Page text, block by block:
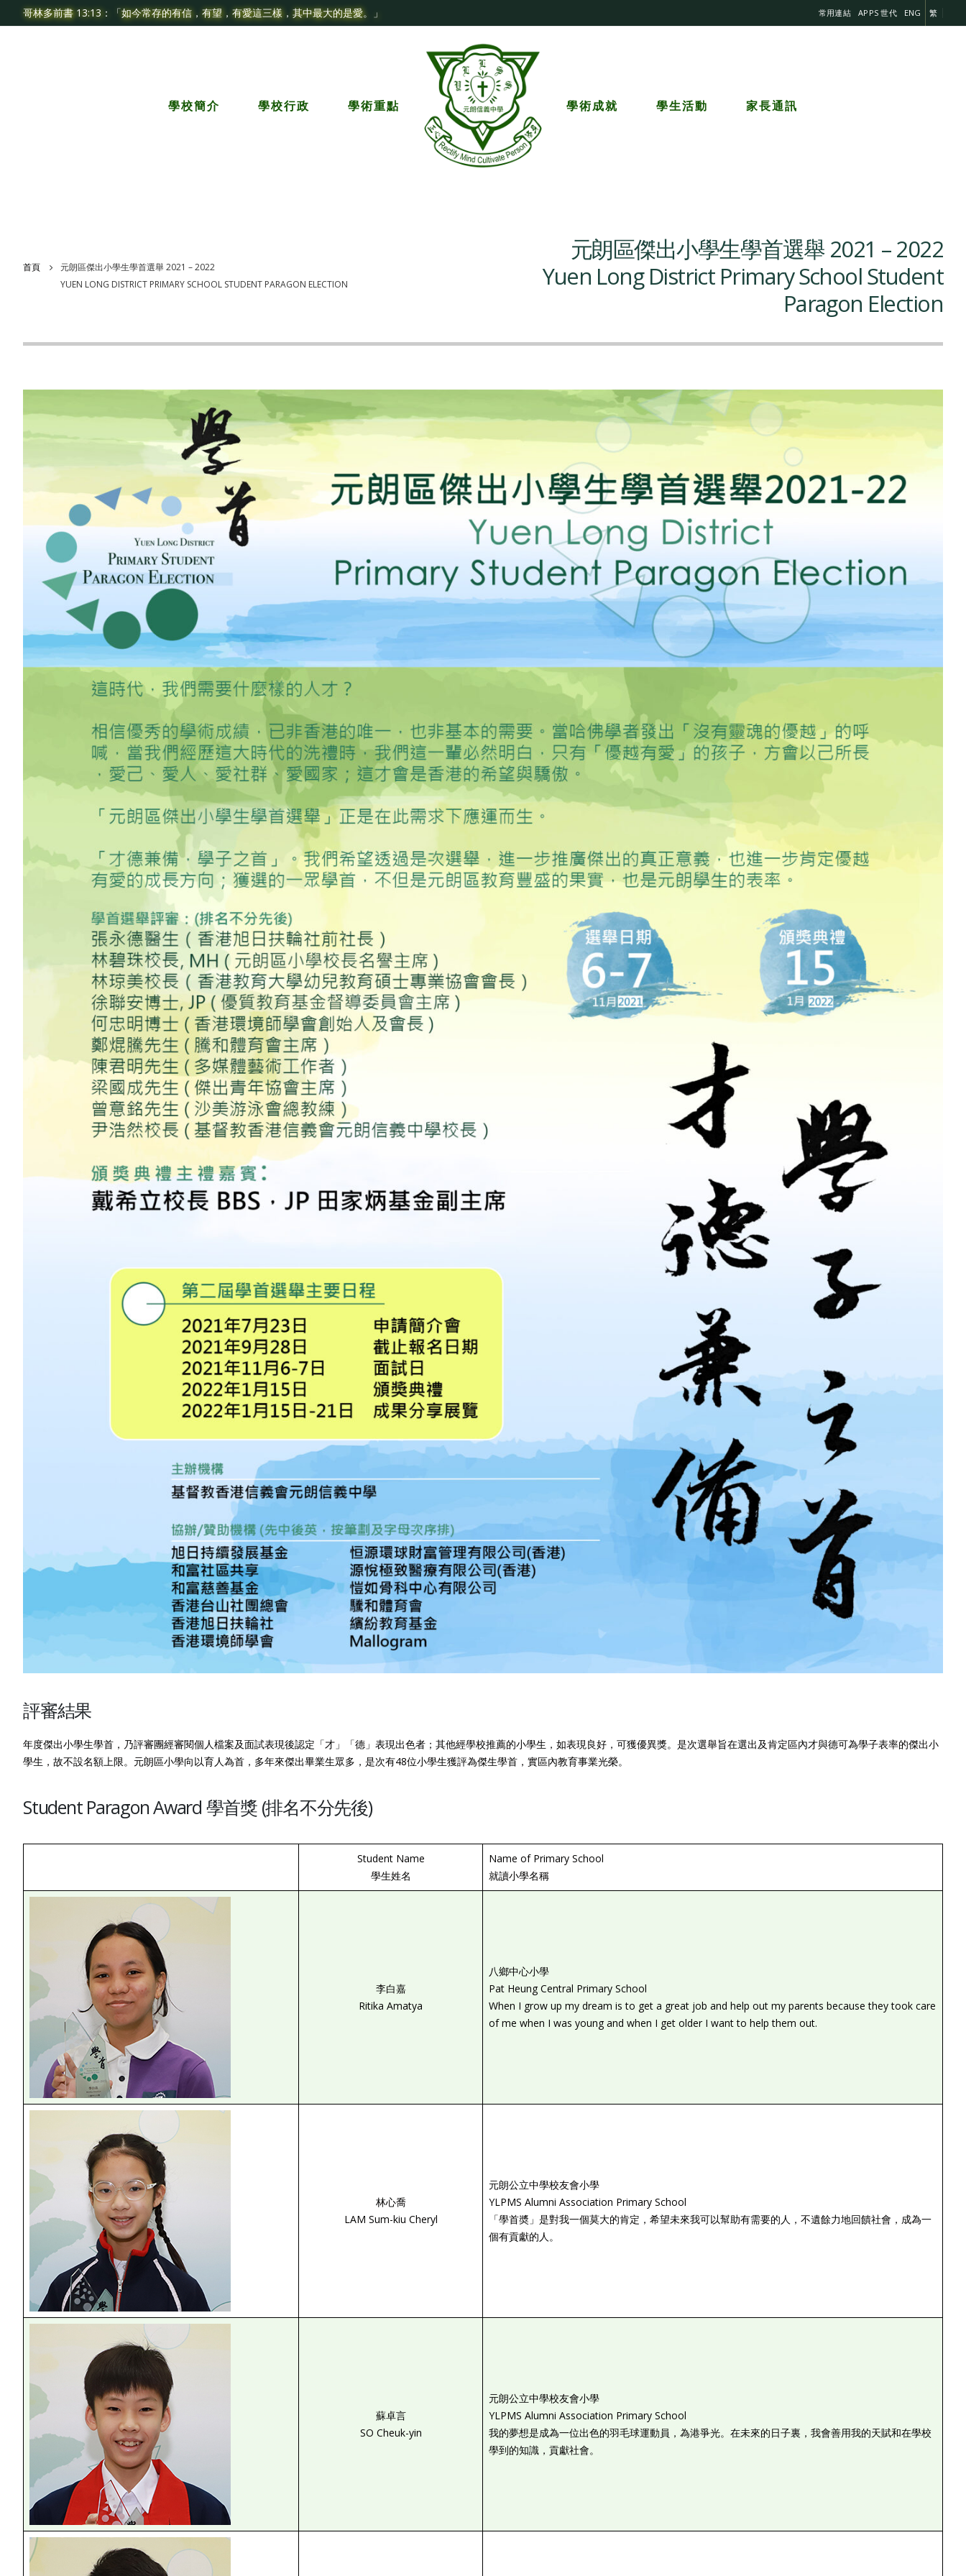
哥林多前書 13:13：「如今常存的有信，有望，有愛這三樣，其中最大的是愛。」 常用連結 APPS 世代 ENG 繁
學校簡介 學校行政 學術重點 學術成就 學生活動 家長通訊
首頁
元朗區傑出小學生學首選舉 2021 – 2022
YUEN LONG DISTRICT PRIMARY SCHOOL STUDENT PARAGON ELECTION
元朗區傑出小學生學首選舉 2021 – 2022
Yuen Long District Primary School Student
Paragon Election
評審結果
年度傑出小學生學首，乃評審團經審閱個人檔案及面試表現後認定「才」「德」表現出色者；其他經學校推薦的小學生，如表現良好，可獲優異獎。是次選舉旨在選出及肯定區內才與德可為學子表率的傑出小
學生，故不設名額上限。元朗區小學向以育人為首，多年來傑出畢業生眾多，是次有48位小學生獲評為傑生學首，實區內教育事業光榮。
Student Paragon Award 學首獎 (排名不分先後)
Student Name
學生姓名
Name of Primary School
就讀小學名稱
李白嘉
Ritika Amatya
八鄉中心小學
Pat Heung Central Primary School
When I grow up my dream is to get a great job and help out my parents because they took care
of me when I was young and when I get older I want to help them out.
林心喬
LAM Sum-kiu Cheryl
元朗公立中學校友會小學
YLPMS Alumni Association Primary School
「學首奬」是對我一個莫大的肯定，希望未來我可以幫助有需要的人，不遺餘力地回饋社會，成為一
個有貢獻的人。
蘇卓言
SO Cheuk-yin
元朗公立中學校友會小學
YLPMS Alumni Association Primary School
我的夢想是成為一位出色的羽毛球運動員，為港爭光。在未來的日子裏，我會善用我的天賦和在學校
學到的知識，貢獻社會。